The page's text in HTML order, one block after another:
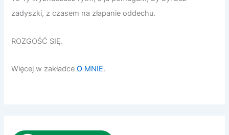
zadyszki, z czasem na złapanie oddechu.
ROZGOŚĆ SIĘ.
Więcej w zakładceO MNIE.